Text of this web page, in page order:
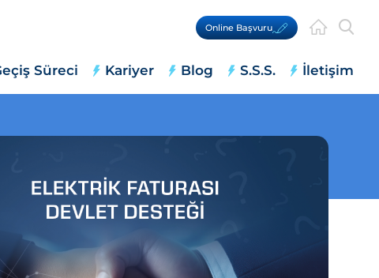
Online Başvuru
Süreci Kariyer Blog S.S.S. İletişim